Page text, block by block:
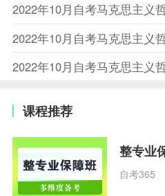
2022年10月自考马克思主义
2022年10月自考马克思主义
2022年10月自考马克思主义
课程推荐
整专业
自考365